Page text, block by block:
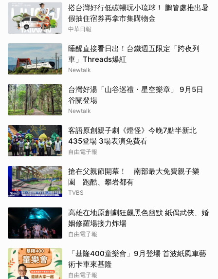
搭台灣好行低碳暢玩小琉球！ 鵬管處推出暑
假抽住宿券再拿市集購物金
中華日報
睡醒直接看日出！台鐵週五限定「跨夜列
車」Threads爆紅
Newtalk
台灣好湯「山谷巡禮・星空樂章」 9月5日
谷關登場
Newtalk
客語原創親子劇《燈怪》今晚7點半新北
435登場 3場表演免費看
自由電子報
搶在父親節開幕！ 南部最大免費親子樂
園 跑酷、攀岩都有
TVBS
高雄在地原創劇狂飆黑色幽默 紙偶武俠、婚
姻修羅場接力炸場
自由電子報
「基隆400童樂會」9月登場 首波紙風車藝
術卡車來基隆
自由電子報